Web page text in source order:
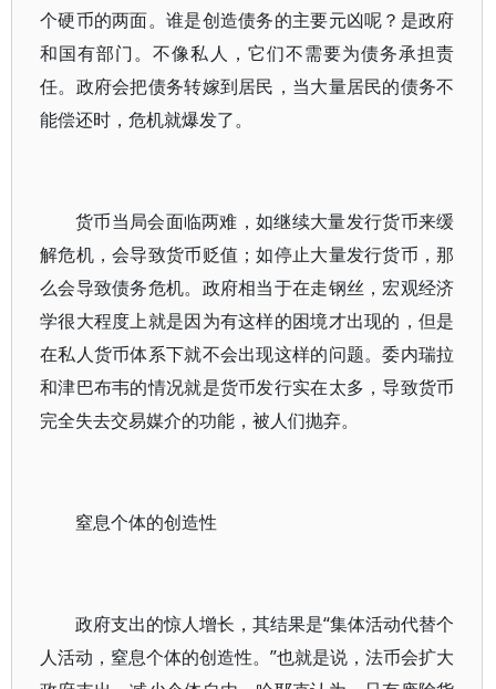
个硬币的两面。谁是创造债务的主要元凶呢？是政府
和国有部门。不像私人，它们不需要为债务承担责
任。政府会把债务转嫁到居民，当大量居民的债务不
能偿还时，危机就爆发了。
货币当局会面临两难，如继续大量发行货币来缓
解危机，会导致货币贬值；如停止大量发行货币，那
么会导致债务危机。政府相当于在走钢丝，宏观经济
学很大程度上就是因为有这样的困境才出现的，但是
在私人货币体系下就不会出现这样的问题。委内瑞拉
和津巴布韦的情况就是货币发行实在太多，导致货币
完全失去交易媒介的功能，被人们抛弃。
窒息个体的创造性
政府支出的惊人增长，其结果是“集体活动代替个
人活动，窒息个体的创造性。”也就是说，法币会扩大